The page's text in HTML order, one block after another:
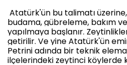
Atatürk'ün bu talimatı
budama, gübreleme, bakım
yapılmaya başlanır.
getirilir. Ve yine Atatürk'ün
Petrini adında bir teknik
ilçelerindeki zeytinci köylerde